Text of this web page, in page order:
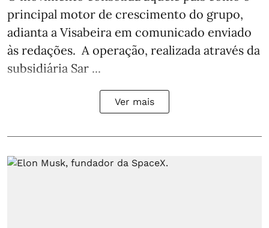
principal motor de crescimento do grupo,
adianta a Visabeira em comunicado enviado
às redações. A operação, realizada através da
subsidiária Sar ...
Ver mais